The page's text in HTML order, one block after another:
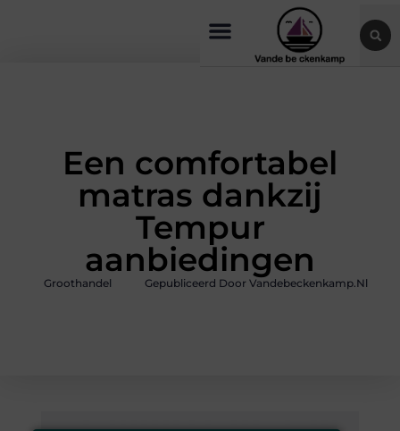
Een comfortabel
matras dankzij
Tempur
aanbiedingen
Groothandel Gepubliceerd Door Vandebeckenkamp.nl